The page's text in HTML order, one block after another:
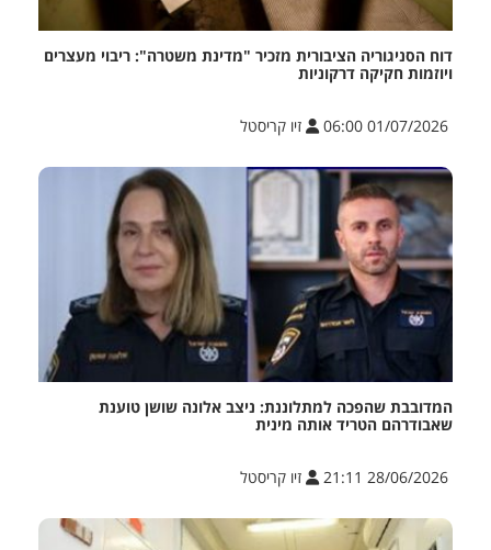
דוח הסניגוריה הציבורית מזכיר "מדינת משטרה": ריבוי מעצרים
ויוזמות חקיקה דרקוניות
01/07/2026 06:00 זיו קריסטל
המדובבת שהפכה למתלוננת: ניצב אלונה שושן טוענת
שאבודרהם הטריד אותה מינית
28/06/2026 21:11 זיו קריסטל